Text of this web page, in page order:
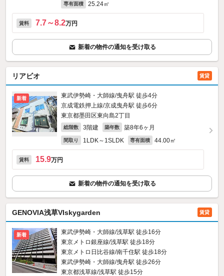
専有面積 25.24㎡
賃料 7.7～8.2万円
新着の物件の通知を受け取る
リアビオ 賃貸
新着
東武伊勢崎・大師線/曳舟駅 徒歩4分
京成電鉄押上線/京成曳舟駅 徒歩6分
東京都墨田区東向島2丁目
総階数 3階建 築年数 築8年6ヶ月
間取り 1LDK～1SLDK 専有面積 44.00㎡
賃料 15.9万円
新着の物件の通知を受け取る
GENOVIA浅草VIskygarden 賃貸
新着
東武伊勢崎・大師線/浅草駅 徒歩16分
東京メトロ銀座線/浅草駅 徒歩18分
東京メトロ日比谷線/南千住駅 徒歩18分
東武伊勢崎・大師線/曳舟駅 徒歩26分
東京都浅草線/浅草駅 徒歩15分